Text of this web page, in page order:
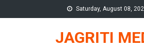
to
Saturday, August 08,
JAGRITI